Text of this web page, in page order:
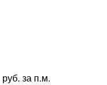
за п.м.